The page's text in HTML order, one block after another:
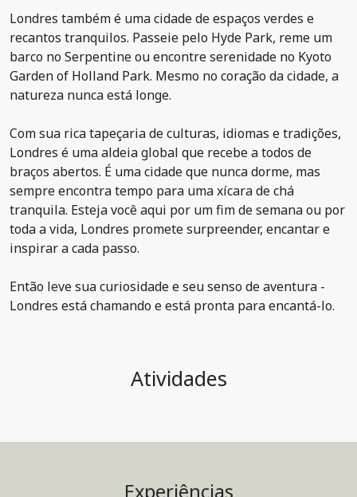
Londres também é uma cidade de espaços verdes e
recantos tranquilos. Passeie pelo Hyde Park, reme um
barco no Serpentine ou encontre serenidade no Kyoto
Garden of Holland Park. Mesmo no coração da cidade, a
natureza nunca está longe.
Com sua rica tapeçaria de culturas, idiomas e tradições,
Londres é uma aldeia global que recebe a todos de
braços abertos. É uma cidade que nunca dorme, mas
sempre encontra tempo para uma xícara de chá
tranquila. Esteja você aqui por um fim de semana ou por
toda a vida, Londres promete surpreender, encantar e
inspirar a cada passo.
Então leve sua curiosidade e seu senso de aventura -
Londres está chamando e está pronta para encantá-lo.
Atividades
Experiências